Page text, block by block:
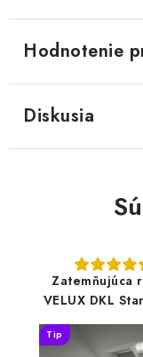
Hodnotenie
Diskusia
Zatemňujúca
VELUX DKL
Tip